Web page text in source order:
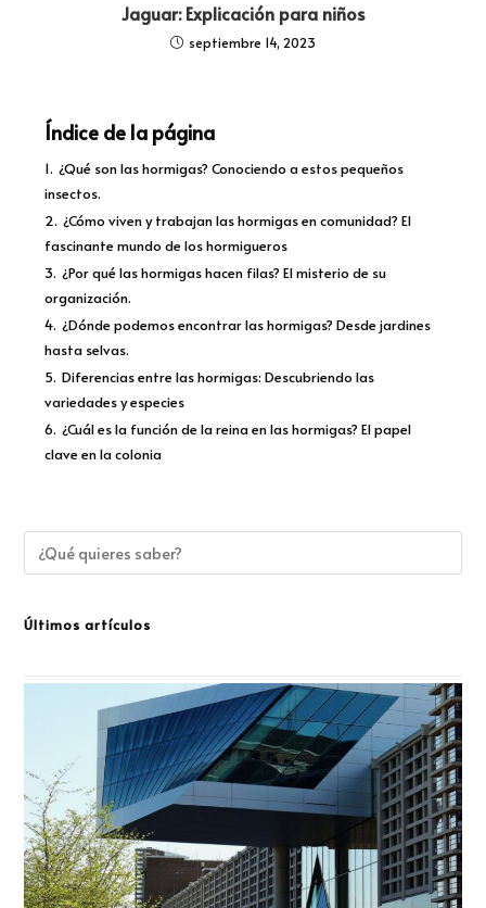
Jaguar: Explicación para niños
septiembre 14, 2023
Índice de la página
1. ¿Qué son las hormigas? Conociendo a estos pequeños
insectos.
2. ¿Cómo viven y trabajan las hormigas en comunidad? El
fascinante mundo de los hormigueros
3. ¿Por qué las hormigas hacen filas? El misterio de su
organización.
4. ¿Dónde podemos encontrar las hormigas? Desde jardines
hasta selvas.
5. Diferencias entre las hormigas: Descubriendo las
variedades y especies
6. ¿Cuál es la función de la reina en las hormigas? El papel
clave en la colonia
Últimos artículos